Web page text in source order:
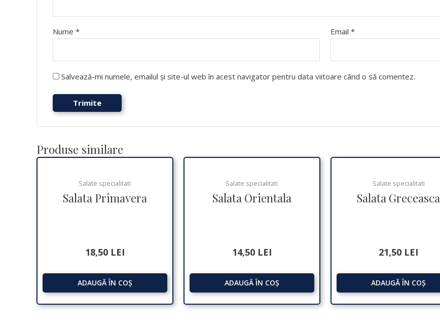
Nume * Email*
Salvează-mi numele, emailul și site-ul web în acest navigator pentru data viitoare când o să comentez.
Produse similare
Salate specialitati
Salata Primavera
18,50 LEI
ADAUGĂ ÎN COȘ
Salate specialitati
Salata Orientala
14,50 LEI
ADAUGĂ ÎN COȘ
Salate specialitati
Salata Greceasca
21,50 LEI
ADAUGĂ ÎN COȘ